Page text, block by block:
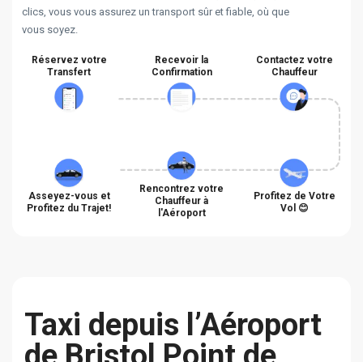
clics, vous vous assurez un transport sûr et fiable, où que
vous soyez.
Réservez votre
Transfert
Recevoir la
Confirmation
Contactez votre
Chauffeur
Asseyez-vous et
Profitez du Trajet!
Rencontrez votre
Chauffeur à
l'Aéroport
Profitez de Votre
Vol 😊
Taxi depuis l’Aéroport